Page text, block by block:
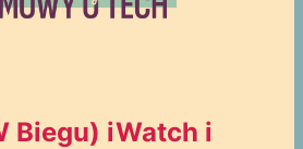
Biegu) iWatch i